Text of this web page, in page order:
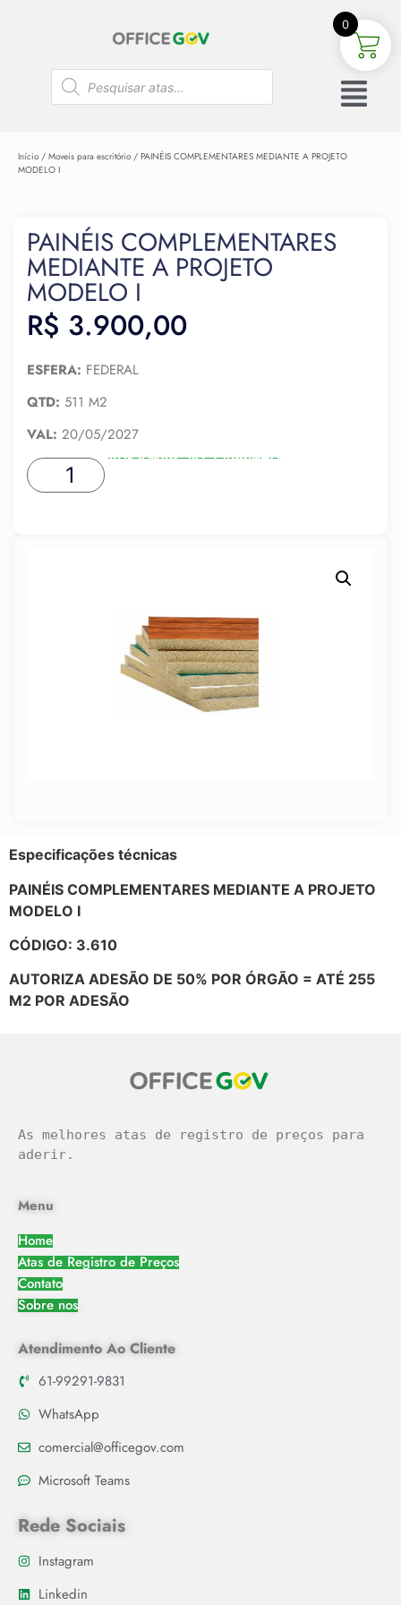
Início / Moveis para escritório / PAINÉIS COMPLEMENTARES MEDIANTE A PROJETO
MODELO I
PAINÉIS COMPLEMENTARES
MEDIANTE A PROJETO
MODELO I
R$ 3.900,00
ESFERA: FEDERAL
QTD: 511 M2
VAL: 20/05/2027
ADICIONAR AO CARRINHO
Especificações técnicas
PAINÉIS COMPLEMENTARES MEDIANTE A PROJETO
MODELO I
CÓDIGO: 3.610
AUTORIZA ADESÃO DE 50% POR ÓRGÃO = ATÉ 255
M2 POR ADESÃO
As melhores atas de registro de preços para
aderir.
Menu
Home
Atas de Registro de Preços
Contato
Sobre nos
Atendimento Ao Cliente
61-99291-9831
WhatsApp
comercial@officegov.com
Microsoft Teams
Rede Sociais
Instagram
Linkedin
0